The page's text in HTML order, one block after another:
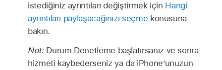
istediğiniz ayrıntıları değiştirmek için Hangi
ayrıntıları paylaşacağınızı seçme konusuna
bakın.
Not: Durum Denetleme başlatırsanız ve sonra
hizmeti kaybederseniz ya da iPhone’unuzun